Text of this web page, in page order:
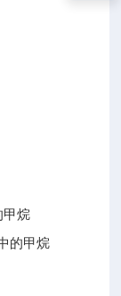
甲烷
的甲烷